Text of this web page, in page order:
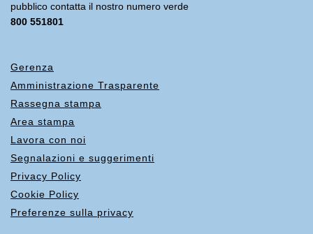
pubblico contatta il nostro numero verde
800 551801
Gerenza
Amministrazione Trasparente
Rassegna stampa
Area stampa
Lavora con noi
Segnalazioni e suggerimenti
Privacy Policy
Cookie Policy
Preferenze sulla privacy